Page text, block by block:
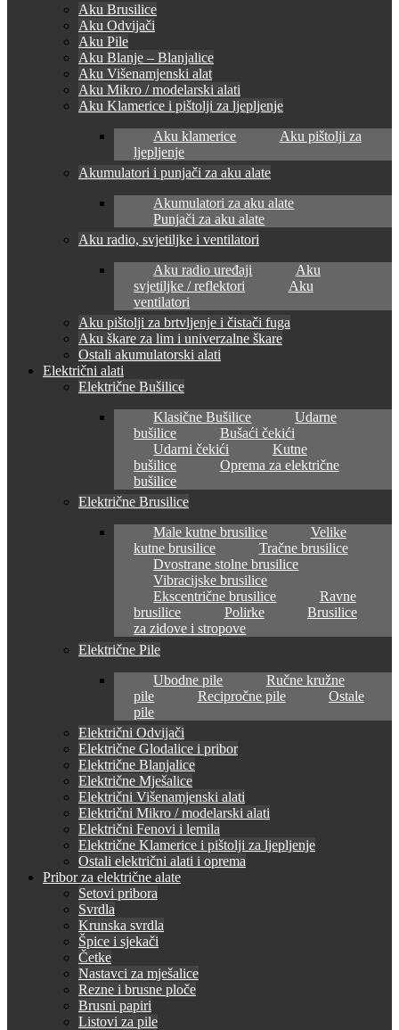
Aku Brusilice
Aku Odvijači
Aku Pile
Aku Blanje – Blanjalice
Aku Višenamjenski alat
Aku Mikro / modelarski alati
Aku Klamerice i pištolji za ljepljenje
Aku klamerice
Aku pištolji za
ljepljenje
Akumulatori i punjači za aku alate
Akumulatori za aku alate
Punjači za aku alate
Aku radio, svjetiljke i ventilatori
Aku radio uređaji
Aku
svjetiljke / reflektori
Aku
ventilatori
Aku pištolji za brtvljenje i čistači fuga
Aku škare za lim i univerzalne škare
Ostali akumulatorski alati
Električni alati
Električne Bušilice
Klasične Bušilice
Udarne
bušilice
Bušaći čekići
Udarni čekići
Kutne
bušilice
Oprema za električne
bušilice
Električne Brusilice
Male kutne brusilice
Velike
kutne brusilice
Tračne brusilice
Dvostrane stolne brusilice
Vibracijske brusilice
Ekscentrične brusilice
Ravne
brusilice
Polirke
Brusilice
za zidove i stropove
Električne Pile
Ubodne pile
Ručne kružne
pile
Recipročne pile
Ostale
pile
Električni Odvijači
Električne Glodalice i pribor
Električne Blanjalice
Električne Mješalice
Električni Višenamjenski alati
Električni Mikro / modelarski alati
Električni Fenovi i lemila
Električne Klamerice i pištolji za ljepljenje
Ostali električni alati i oprema
Pribor za električne alate
Setovi pribora
Svrdla
Krunska svrdla
Špice i sjekači
Četke
Nastavci za mješalice
Rezne i brusne ploče
Brusni papiri
Listovi za pile